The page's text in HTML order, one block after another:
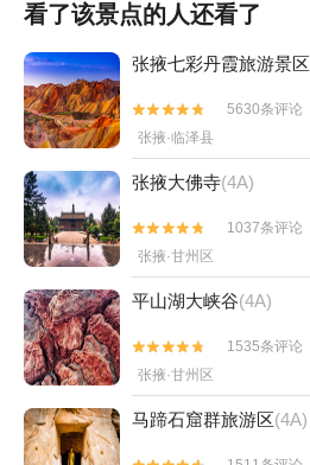
看了该景点的人还看了
张掖七彩丹霞旅游景区


5630条评论
张掖·临泽县
张掖大佛寺(4A)


1037条评论
张掖·甘州区
平山湖大峡谷(4A)


1535条评论
张掖·甘州区
马蹄石窟群旅游区(4A)